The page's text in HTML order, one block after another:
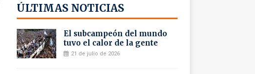
ÚLTIMAS NOTICIAS
El subcampeón del mundo
tuvo el calor de la gente
21 de julio de 2026